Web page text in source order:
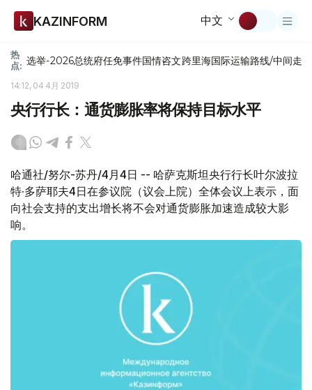
KAZINFORM 中文
热
点: 选举-2026总统府任免事件国情咨文跨里海国际运输路线/中间走廊
14:12, 04 4月 2019
央行行长：通货膨胀率将保持目标水平
哈通社/努尔-苏丹/4月4日 -- 哈萨克斯坦央行行长叶尔波拉
特·多萨耶夫4日在参议院（议会上院）全体会议上表示，面
向社会支持的支出增长将不会对通货膨胀加速造成较大影
响。